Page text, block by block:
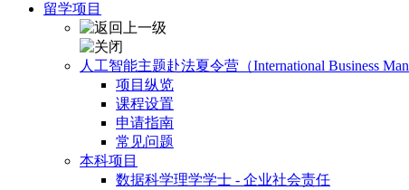
留学项目
人工智能主题赴法夏令营（International Business
项目纵览
课程设置
申请指南
常见问题
本科项目
数据科学理学学士 - 企业社会责任